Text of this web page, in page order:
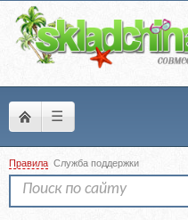
☰
Правила Служба поддержки